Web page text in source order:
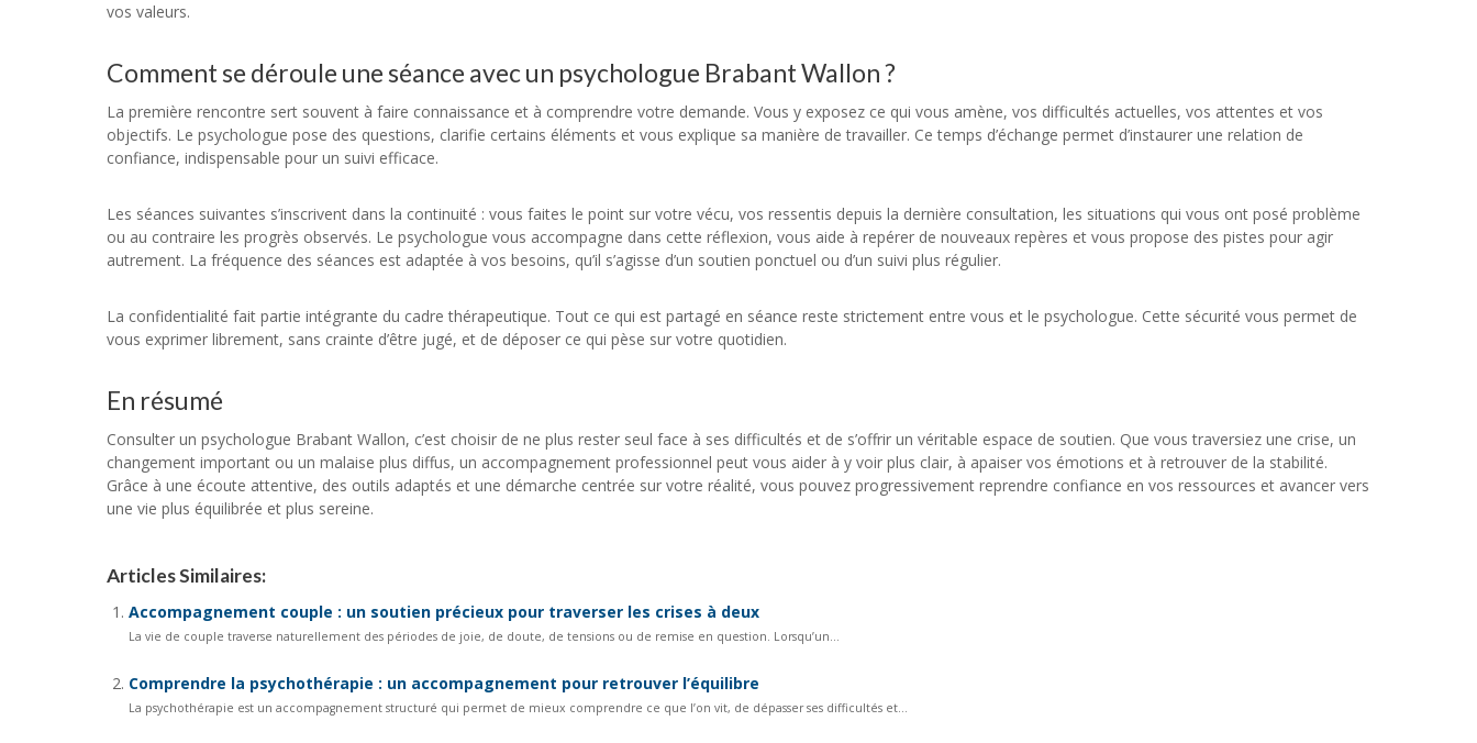
vos valeurs.
Comment se déroule une séance avec un psychologue Brabant Wallon ?
La première rencontre sert souvent à faire connaissance et à comprendre votre demande. Vous y exposez ce qui vous amène, vos difficultés actuelles, vos attentes et vos
objectifs. Le psychologue pose des questions, clarifie certains éléments et vous explique sa manière de travailler. Ce temps d’échange permet d’instaurer une relation de
confiance, indispensable pour un suivi efficace.
Les séances suivantes s’inscrivent dans la continuité : vous faites le point sur votre vécu, vos ressentis depuis la dernière consultation, les situations qui vous ont posé problème
ou au contraire les progrès observés. Le psychologue vous accompagne dans cette réflexion, vous aide à repérer de nouveaux repères et vous propose des pistes pour agir
autrement. La fréquence des séances est adaptée à vos besoins, qu’il s’agisse d’un soutien ponctuel ou d’un suivi plus régulier.
La confidentialité fait partie intégrante du cadre thérapeutique. Tout ce qui est partagé en séance reste strictement entre vous et le psychologue. Cette sécurité vous permet de
vous exprimer librement, sans crainte d’être jugé, et de déposer ce qui pèse sur votre quotidien.
En résumé
Consulter un psychologue Brabant Wallon, c’est choisir de ne plus rester seul face à ses difficultés et de s’offrir un véritable espace de soutien. Que vous traversiez une crise, un
changement important ou un malaise plus diffus, un accompagnement professionnel peut vous aider à y voir plus clair, à apaiser vos émotions et à retrouver de la stabilité.
Grâce à une écoute attentive, des outils adaptés et une démarche centrée sur votre réalité, vous pouvez progressivement reprendre confiance en vos ressources et avancer vers
une vie plus équilibrée et plus sereine.
Articles Similaires:
Accompagnement couple : un soutien précieux pour traverser les crises à deux
La vie de couple traverse naturellement des périodes de joie, de doute, de tensions ou de remise en question. Lorsqu’un...
Comprendre la psychothérapie : un accompagnement pour retrouver l’équilibre
La psychothérapie est un accompagnement structuré qui permet de mieux comprendre ce que l’on vit, de dépasser ses difficultés et...